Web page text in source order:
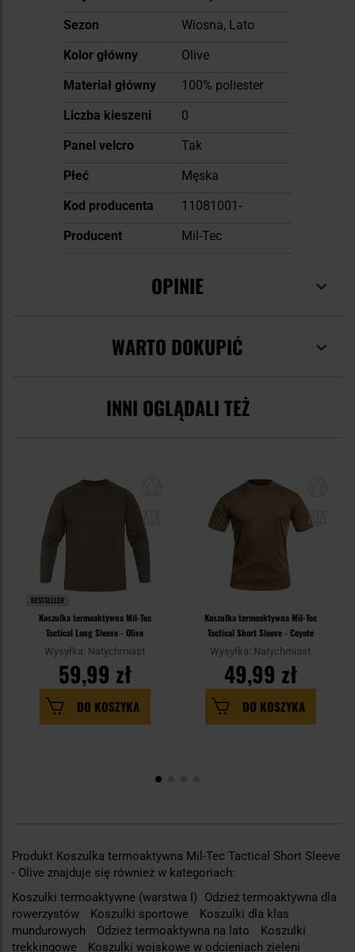
Sezon
Wiosna, Lato
Kolor główny
Olive
Materiał główny
100% poliester
Liczba kieszeni
0
Panel velcro
Tak
Płeć
Męska
Kod producenta
11081001-
Producent
Mil-Tec
OPINIE
WARTO DOKUPIĆ
INNI OGLĄDALI TEŻ
BESTSELLER
Koszulka termoaktywna Mil-Tec
Tactical Long Sleeve - Olive
Wysyłka: Natychmiast
59,99 zł
DO KOSZYKA
Koszulka termoaktywna Mil-Tec
Tactical Short Sleeve - Coyote
Wysyłka: Natychmiast
49,99 zł
DO KOSZYKA
Produkt Koszulka termoaktywna Mil-Tec Tactical Short Sleeve
- Olive znajduje się również w kategoriach:
Koszulki termoaktywne (warstwa I)
Odzież termoaktywna dla
rowerzystów
Koszulki sportowe
Koszulki dla klas
mundurowych
Odzież termoaktywna na lato
Koszulki
trekkingowe
Koszulki wojskowe w odcieniach zieleni